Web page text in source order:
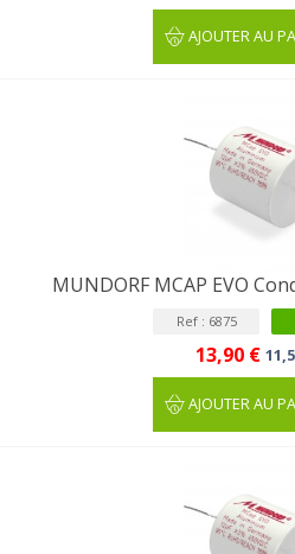
AJOUTER AU
MUNDORF MCAP EVO
Ref : 6875
13,90 €
AJOUTER AU